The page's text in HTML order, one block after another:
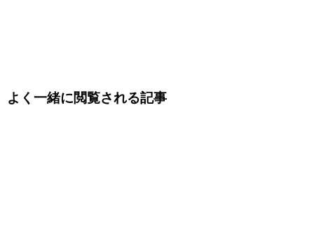
よく一緒に閲覧される記事